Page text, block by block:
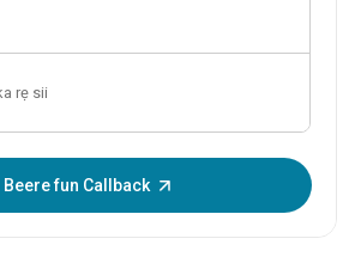
Beere fun Callback